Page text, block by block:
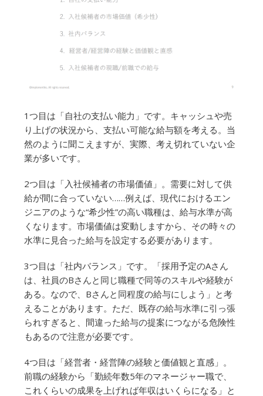
1つ目は「自社の支払い能力」です。キャッシュや売
り上げの状況から、支払い可能な給与額を考える。当
然のように聞こえますが、実際、考え切れていない企
業が多いです。
2つ目は「入社候補者の市場価値」。需要に対して供
給が間に合っていない……例えば、現代におけるエン
ジニアのような“希少性”の高い職種は、給与水準が高
くなります。市場価値は変動しますから、その時々の
水準に見合った給与を設定する必要があります。
3つ目は「社内バランス」です。「採用予定のAさん
は、社員のBさんと同じ職種で同等のスキルや経験が
ある。なので、Bさんと同程度の給与にしよう」と考
えることがあります。ただ、既存の給与水準に引っ張
られすぎると、間違った給与の提案につながる危険性
もあるので注意が必要です。
4つ目は「経営者・経営陣の経験と価値観と直感」。
前職の経験から「勤続年数5年のマネージャー職で、
これくらいの成果を上げれば年収はいくらになる」と